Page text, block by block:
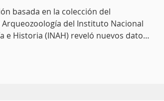
basada en la colección del
del Instituto Nacional
e Historia (INAH) reveló nuevos datos